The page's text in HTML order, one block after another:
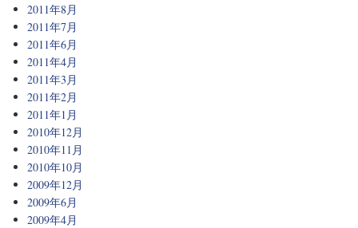
2011年8月
2011年7月
2011年6月
2011年4月
2011年3月
2011年2月
2011年1月
2010年12月
2010年11月
2010年10月
2009年12月
2009年6月
2009年4月